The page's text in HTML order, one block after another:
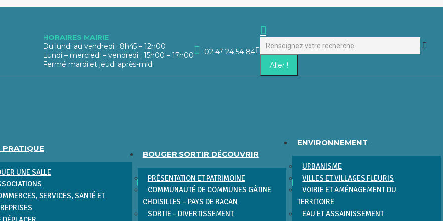
HORAIRES MAIRIE
Du lundi au vendredi : 8h45 – 12h00
Lundi – mercredi – vendredi : 15h00 – 17h00
Fermé mardi et jeudi après-midi
02 47 24 54 84
La
page
Facebook
fenêtre
PRATIQUE
UNE SALLE
SERVICES, SANTÉ ET
BOUGER SORTIR DÉCOUVRIR
PRÉSENTATION ET PATRIMOINE
COMMUNAUTÉ DE COMMUNES GÂTINE
CHOISILLES – PAYS DE RACAN
SORTIE – DIVERTISSEMENT
ENVIRONNEMENT
URBANISME
VILLES ET VILLAGES FLEURIS
VOIRIE ET AMÉNAGEMENT DU
TERRITOIRE
EAU ET ASSAINISSEMENT